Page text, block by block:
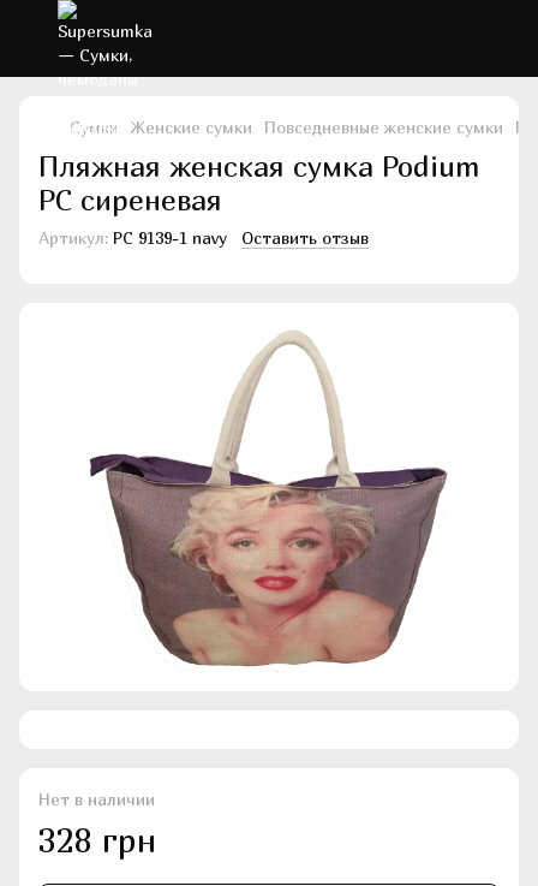
Сумки Женские сумки Повседневные женские сумки
Пляжная женская сумка Podium
PC сиреневая
Артикул: PC 9139-1 navy Оставить отзыв
Нет в наличии
328 грн